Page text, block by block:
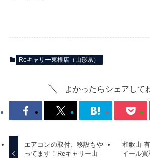
Reキャリー東根店（山形県）
よかったらシェアして
エアコンの取付、移設もや
ってます！Reキャリー山
和歌山
イール